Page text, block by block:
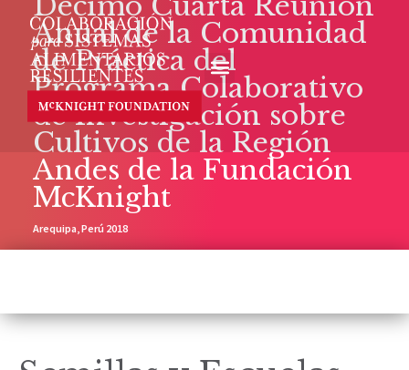
Anual de la Comunidad
de Práctica del
Programa Colaborativo
de Investigación sobre
Cultivos de la Región
Andes de la Fundación
McKnight
Arequipa, Perú 2018